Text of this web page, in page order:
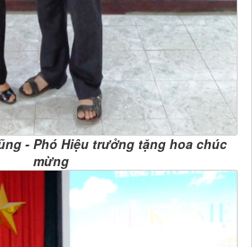
- Phó Hiệu trưởng tặng hoa chúc
mừng